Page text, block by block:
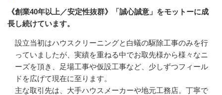
《創業40年以上／安定性抜群》「誠心誠意」をモットーに成
長し続けています。
設立当初はハウスクリーニングと白蟻の駆除工事のみを行
っていましたが、実績を重ねる中でお取先様から様々なニ
ーズを頂き、足場工事や仮設工事など、少しずつフィール
ドを広げて現在に至ります。
主な取引先は、大手ハウスメーカーや地元工務店。丁寧で